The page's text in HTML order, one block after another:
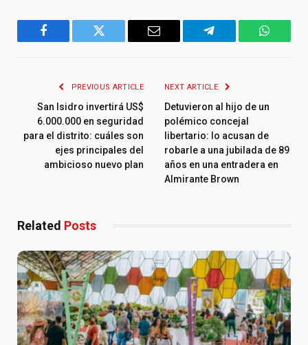
Facebook Twitter Email Telegram
PREVIOUS ARTICLE
San Isidro invertirá US$
6.000.000 en seguridad
para el distrito: cuáles son
ejes principales del
ambicioso nuevo plan
NEXT ARTICLE
Detuvieron al hijo de un
polémico concejal
libertario: lo acusan de
robarle a una jubilada de 89
años en una entradera en
Almirante Brown
Related Posts